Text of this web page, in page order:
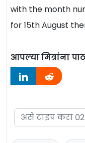
with the month
for 15th August
आपल्या मित्रांना